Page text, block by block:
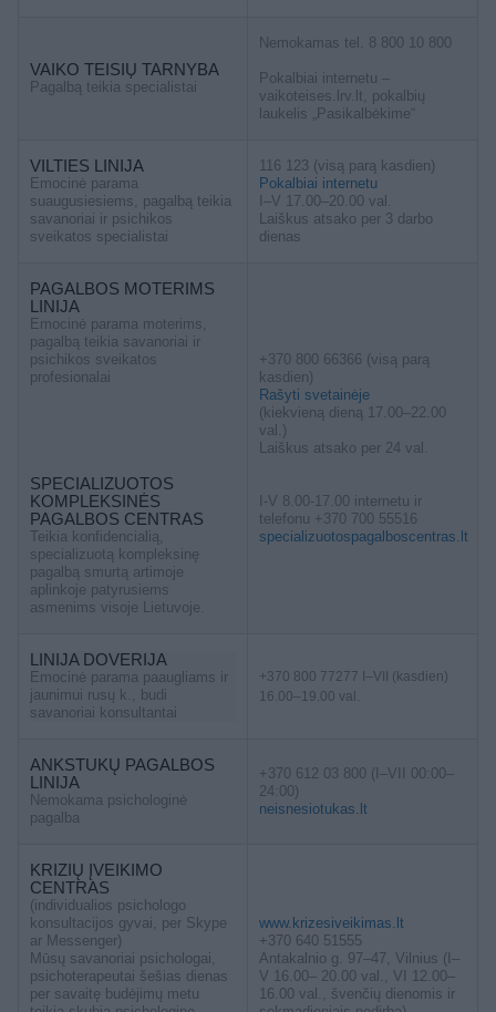
VAIKO TEISIŲ TARNYBA
Pagalbą teikia specialistai
Nemokamas tel. 8 800 10 800
Pokalbiai internetu –
vaikoteises.lrv.lt, pokalbių
laukelis „Pasikalbėkime“
VILTIES LINIJA
Emocinė parama
suaugusiesiems, pagalbą teikia
savanoriai ir psichikos
sveikatos specialistai
116 123 (visą parą kasdien)
Pokalbiai internetu
I–V 17.00–20.00 val.
Laiškus atsako per 3 darbo
dienas
PAGALBOS MOTERIMS
LINIJA
Emocinė parama moterims,
pagalbą teikia savanoriai ir
psichikos sveikatos
profesionalai
SPECIALIZUOTOS
KOMPLEKSINĖS
PAGALBOS CENTRAS
Teikia konfidencialią,
specializuotą kompleksinę
pagalbą smurtą artimoje
aplinkoje patyrusiems
asmenims visoje Lietuvoje.
+370 800 66366 (visą parą
kasdien)
Rašyti svetainėje
(kiekvieną dieną 17.00–22.00
val.)
Laiškus atsako per 24 val.
I-V 8.00-17.00 internetu ir
telefonu +370 700 55516
specializuotospagalboscentras.lt
LINIJA DOVERIJA
Emocinė parama paaugliams ir
jaunimui rusų k., budi
savanoriai konsultantai
+370 800 77277 I–VII (kasdien)
16.00–19.00 val.
ANKSTUKŲ PAGALBOS
LINIJA
Nemokama psichologinė
pagalba
+370 612 03 800 (I–VII 00:00–
24:00)
neisnesiotukas.lt
KRIZIŲ ĮVEIKIMO
CENTRAS
(individualios psichologo
konsultacijos gyvai, per Skype
ar Messenger)
Mūsų savanoriai psichologai,
psichoterapeutai šešias dienas
per savaitę budėjimų metu
www.krizesiveikimas.lt
+370 640 51555
Antakalnio g. 97–47, Vilnius (I–
V 16.00– 20.00 val., VI 12.00–
16.00 val., švenčių dienomis ir